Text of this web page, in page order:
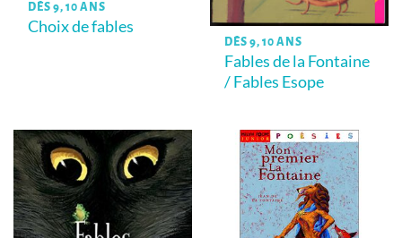
DÈS 9, 10 ANS
Choix de fables
DÈS 9, 10 ANS
Fables de la Fontaine
/ Fables Esope